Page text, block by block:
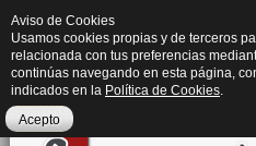
Aviso de Cookies
Usamos cookies propias y de terceros
relacionada con tus preferencias
continúas navegando en esta página,
indicados en la Política de Cookies.
Acepto